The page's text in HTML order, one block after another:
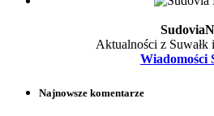
Aktualności z Suwałk
Wiadomości
Najnowsze komentarze